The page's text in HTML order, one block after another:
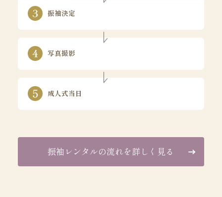
振袖決定
写真撮影
成人式当日
振袖レンタルの流れを詳しく見る